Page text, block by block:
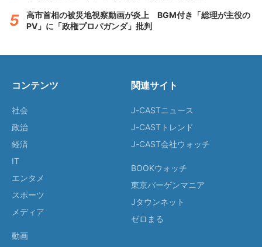
高市首相の被災地視察動画が炎上 BGM付き「総理が主役の
PV」に「政権プロパガンダ」批判
コンテンツ
社会
政治
経済
IT
エンタメ
スポーツ
メディア
動画
関連サイト
J-CASTニュース
J-CASTトレンド
J-CAST会社ウォッチ
BOOKウォッチ
東京バーゲンマニア
Jタウンネット
ゼロまる